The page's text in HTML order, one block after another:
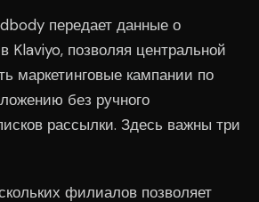
передает данные о
Klaviyo, позволяя центральной
маркетинговые кампании по
без ручного
рассылки. Здесь важны три
филиалов позволяет